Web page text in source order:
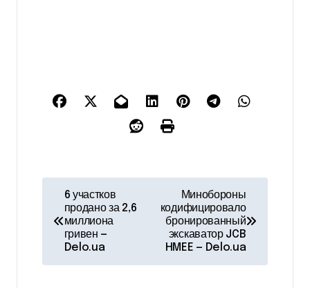
6 участков
продано за 2,6
миллиона
гривен —
Delo.ua
Минобороны
кодифицировало
бронированный
экскаватор JCB
HMEE — Delo.ua